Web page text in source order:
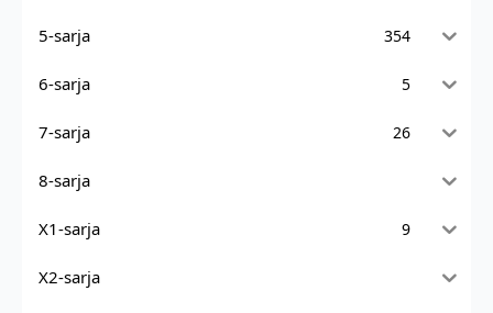
5-sarja 354
6-sarja 5
7-sarja 26
8-sarja
X1-sarja 9
X2-sarja